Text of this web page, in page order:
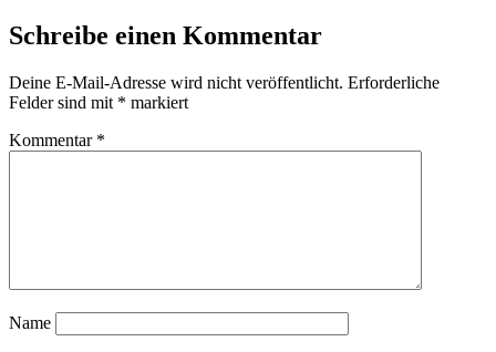
Schreibe einen Kommentar
Deine E-Mail-Adresse wird nicht veröffentlicht. Erforderliche
Felder sind mit * markiert
Kommentar *
Name